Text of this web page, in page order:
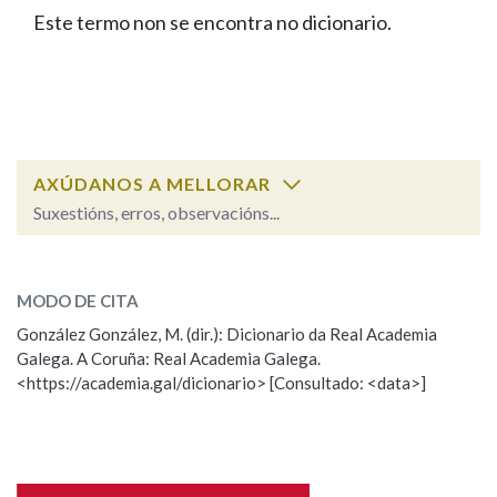
FIGURAS HOMENAXEADAS
PORTAL DAS PALABRAS
Facebook
TwitterYoutubeInstagram
Bluesky
BUSCAR NOS LEMAS
Remata por
BUSCAR NO CONTIDO
Nas definicións
Este termo non se encontra no dicionario.
AXÚDANOS A MELLORAR
Suxestións, erros, observacións...
Observación
Nome
MODO DE CITA
González González, M. (dir.): Dicionario da Real Academia
Galega. A Coruña: Real Academia Galega.
<https://academia.gal/dicionario> [Consultado: <data>]